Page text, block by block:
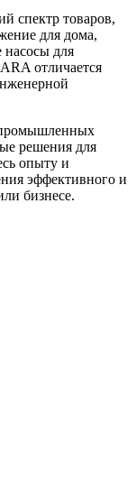
спектр товаров,
для дома,
для
отличается
решения для
опыту и
эффективного и
бизнесе.